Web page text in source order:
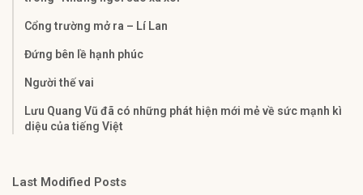
Cổng trường mở ra – Lí Lan
Đứng bên lề hạnh phúc
Người thế vai
Lưu Quang Vũ đã có những phát hiện mới mẻ về sức mạnh kì
diệu của tiếng Việt
Last Modified Posts